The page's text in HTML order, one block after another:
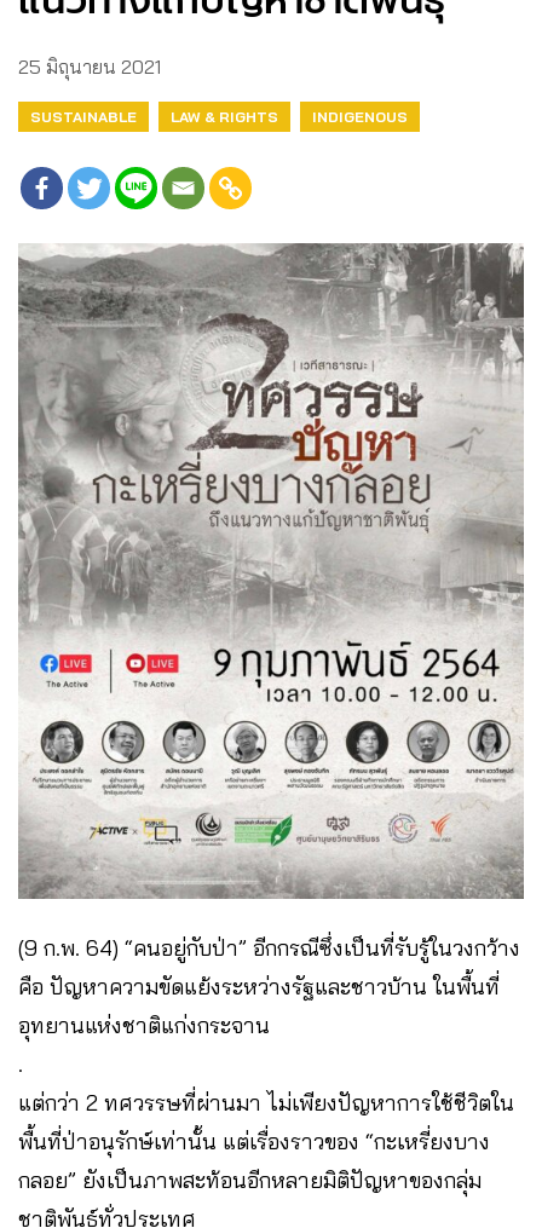
25 มิถุนายน 2021
SUSTAINABLE LAW & RIGHTS INDIGENOUS
(9 ก.พ. 64) “คนอยู่กับป่า” อีกกรณีซึ่งเป็นที่รับรู้ในวงกว้าง
คือ ปัญหาความขัดแย้งระหว่างรัฐและชาวบ้าน ในพื้นที่
อุทยานแห่งชาติแก่งกระจาน
.
แต่กว่า 2 ทศวรรษที่ผ่านมา ไม่เพียงปัญหาการใช้ชีวิตใน
พื้นที่ป่าอนุรักษ์เท่านั้น แต่เรื่องราวของ “กะเหรี่ยงบาง
กลอย” ยังเป็นภาพสะท้อนอีกหลายมิติปัญหาของกลุ่ม
ชาติพันธุ์ทั่วประเทศ